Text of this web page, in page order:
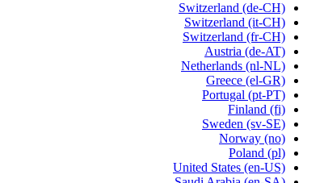
Switzerland (de-CH)
Switzerland (it-CH)
Switzerland (fr-CH)
Austria (de-AT)
Netherlands (nl-NL)
Greece (el-GR)
Portugal (pt-PT)
Finland (fi)
Sweden (sv-SE)
Norway (no)
Poland (pl)
United States (en-US)